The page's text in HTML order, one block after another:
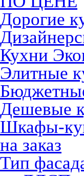
Дорогие
Кухни
Элитные
Дешевые
Шкафы-
на заказ
Тип